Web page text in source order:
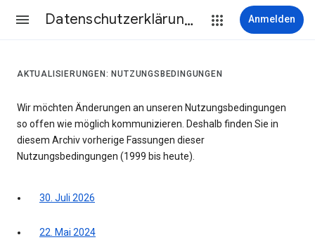
Datenschutzerklärung & Nutzungsbedingungen Anmelden
AKTUALISIERUNGEN: NUTZUNGSBEDINGUNGEN
Wir möchten Änderungen an unseren Nutzungsbedingungen
so offen wie möglich kommunizieren. Deshalb finden Sie in
diesem Archiv vorherige Fassungen dieser
Nutzungsbedingungen (1999 bis heute).
30. Juli 2026
22. Mai 2024